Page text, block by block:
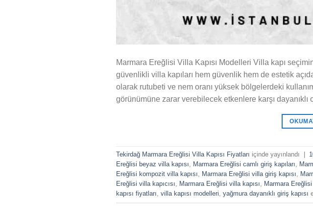
Marmara Ereğlisi Villa Kapısı Modelleri Villa kapı
güvenlikli villa kapıları hem güvenlik hem de estetik
olarak rutubeti ve nem oranı yüksek bölgelerdeki
görünümüne zarar verebilecek etkenlere karşı dayanıklı
Tekirdağ Marmara Ereğlisi Villa Kapısı Fiyatları içinde yayınlandı
Ereğlisi beyaz villa kapısı, Marmara Ereğlisi camlı giriş kapıları,
Ereğlisi kompozit villa kapısı, Marmara Ereğlisi villa giriş kapısı,
Ereğlisi villa kapıcısı, Marmara Ereğlisi villa kapısı, Marmara
kapısı fiyatları, villa kapısı modelleri, yağmura dayanıklı giriş kapısı